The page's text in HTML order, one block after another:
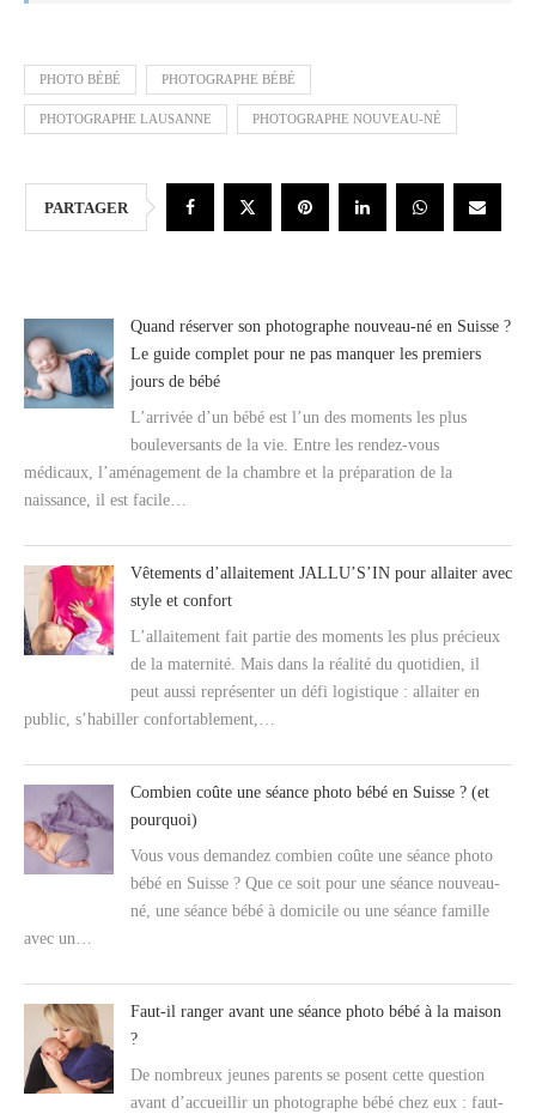
PHOTO BÉBÉ PHOTOGRAPHE BÉBÉ
PHOTOGRAPHE LAUSANNE PHOTOGRAPHE NOUVEAU-NÉ
PARTAGER
Quand réserver son photographe nouveau-né en Suisse ?
Le guide complet pour ne pas manquer les premiers
jours de bébé
L’arrivée d’un bébé est l’un des moments les plus
bouleversants de la vie. Entre les rendez-vous
médicaux, l’aménagement de la chambre et la préparation de la
naissance, il est facile…
Vêtements d’allaitement JALLU’S’IN pour allaiter avec
style et confort
L’allaitement fait partie des moments les plus précieux
de la maternité. Mais dans la réalité du quotidien, il
peut aussi représenter un défi logistique : allaiter en
public, s’habiller confortablement,…
Combien coûte une séance photo bébé en Suisse ? (et
pourquoi)
Vous vous demandez combien coûte une séance photo
bébé en Suisse ? Que ce soit pour une séance nouveau-
né, une séance bébé à domicile ou une séance famille
avec un…
Faut-il ranger avant une séance photo bébé à la maison
?
De nombreux jeunes parents se posent cette question
avant d’accueillir un photographe bébé chez eux : faut-